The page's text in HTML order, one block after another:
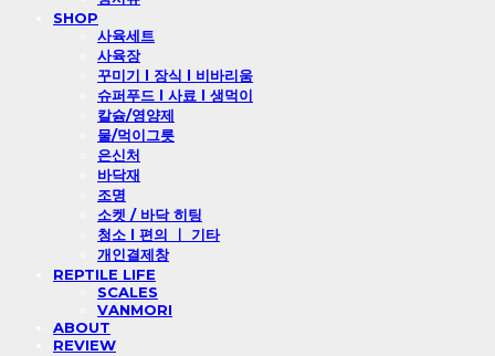
SHOP
사육세트
사육장
꾸미기 l 장식 l 비바리움
슈퍼푸드 l 사료 l 생먹이
칼슘/영양제
물/먹이그릇
은신처
바닥재
조명
소켓 / 바닥 히팅
청소 l 편의 ㅣ 기타
개인결제창
REPTILE LIFE
SCALES
VANMORI
ABOUT
REVIEW